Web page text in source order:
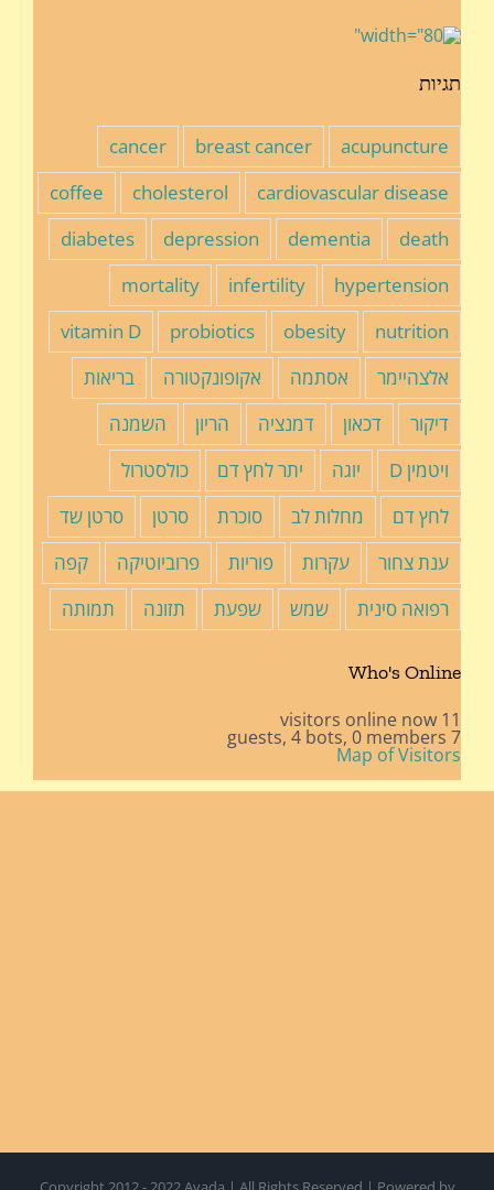
תגיות
acupuncture
breast cancer
cancer
cardiovascular disease
cholesterol
coffee
death
dementia
depression
diabetes
hypertension
infertility
mortality
nutrition
obesity
probiotics
vitamin D
אלצהיימר
אסתמה אקופונקטורה
בריאות
דיקור
דכאון דמנציה הריון
השמנה
ויטמין D
יוגה יתר לחץ דם
כולסטרול
לחץ דם
מחלות לב סוכרת סרטן
סרטן שד
ענת צחור
עקרות פוריות פרוביוטיקה
קפה
רפואה סינית
שמש שפעת תזונה תמותה
Who's Online
11 visitors online now
7 guests,
4 bots, 0 members
Map of Visitors